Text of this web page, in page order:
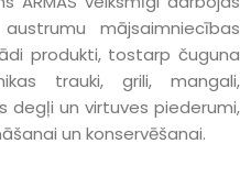
mājsaimniecības
produkti, tostarp čuguna
trauki, grili, mangali,
degļi un virtuves piederumi,
un konservēšanai.